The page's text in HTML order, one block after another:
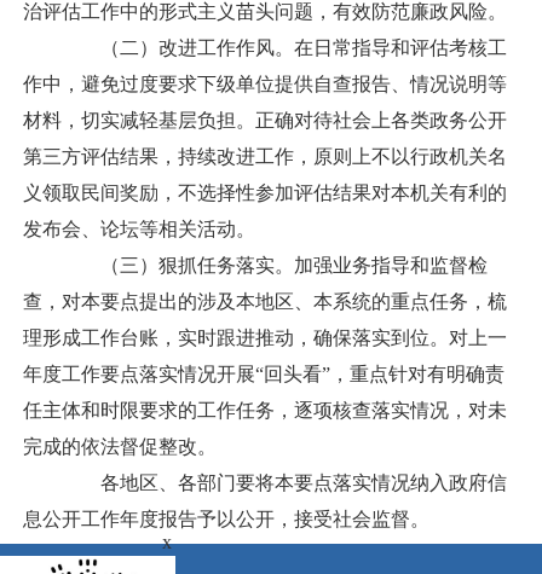
治评估工作中的形式主义苗头问题，有效防范廉政风险。
（二）改进工作作风。在日常指导和评估考核工
作中，避免过度要求下级单位提供自查报告、情况说明等
材料，切实减轻基层负担。正确对待社会上各类政务公开
第三方评估结果，持续改进工作，原则上不以行政机关名
义领取民间奖励，不选择性参加评估结果对本机关有利的
发布会、论坛等相关活动。
（三）狠抓任务落实。加强业务指导和监督检
查，对本要点提出的涉及本地区、本系统的重点任务，梳
理形成工作台账，实时跟进推动，确保落实到位。对上一
年度工作要点落实情况开展“回头看”，重点针对有明确责
任主体和时限要求的工作任务，逐项核查落实情况，对未
完成的依法督促整改。
各地区、各部门要将本要点落实情况纳入政府信
息公开工作年度报告予以公开，接受社会监督。
x